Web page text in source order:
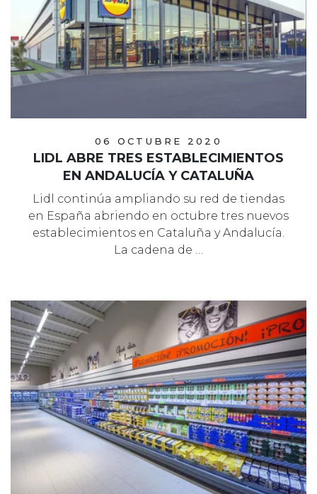
06 OCTUBRE 2020
LIDL ABRE TRES ESTABLECIMIENTOS
EN ANDALUCÍA Y CATALUÑA
Lidl continúa ampliando su red de tiendas
en España abriendo en octubre tres nuevos
establecimientos en Cataluña y Andalucía.
La cadena de …